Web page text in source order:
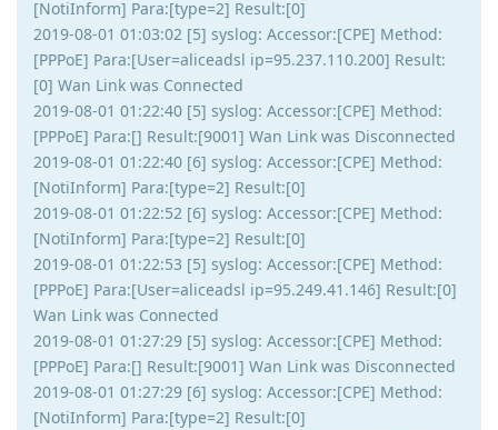
[NotiInform] Para:[type=2] Result:[0]
2019-08-01 01:03:02 [5] syslog: Accessor:[CPE] Method:
[PPPoE] Para:[User=aliceadsl ip=95.237.110.200] Result:
[0] Wan Link was Connected
2019-08-01 01:22:40 [5] syslog: Accessor:[CPE] Method:
[PPPoE] Para:[] Result:[9001] Wan Link was Disconnected
2019-08-01 01:22:40 [6] syslog: Accessor:[CPE] Method:
[NotiInform] Para:[type=2] Result:[0]
2019-08-01 01:22:52 [6] syslog: Accessor:[CPE] Method:
[NotiInform] Para:[type=2] Result:[0]
2019-08-01 01:22:53 [5] syslog: Accessor:[CPE] Method:
[PPPoE] Para:[User=aliceadsl ip=95.249.41.146] Result:[0]
Wan Link was Connected
2019-08-01 01:27:29 [5] syslog: Accessor:[CPE] Method:
[PPPoE] Para:[] Result:[9001] Wan Link was Disconnected
2019-08-01 01:27:29 [6] syslog: Accessor:[CPE] Method:
[NotiInform] Para:[type=2] Result:[0]